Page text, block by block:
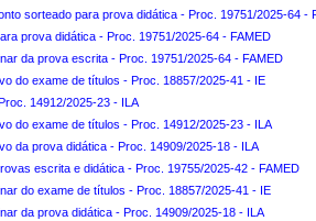
sorteado para prova didática - Proc. 19751/2025-64 -
prova didática - Proc. 19751/2025-64 - FAMED
da prova escrita - Proc. 19751/2025-64 - FAMED
do exame de títulos - Proc. 18857/2025-41 - IE
14912/2025-23 - ILA
do exame de títulos - Proc. 14912/2025-23 - ILA
da prova didática - Proc. 14909/2025-18 - ILA
escrita e didática - Proc. 19755/2025-42 - FAMED
do exame de títulos - Proc. 18857/2025-41 - IE
da prova didática - Proc. 14909/2025-18 - ILA